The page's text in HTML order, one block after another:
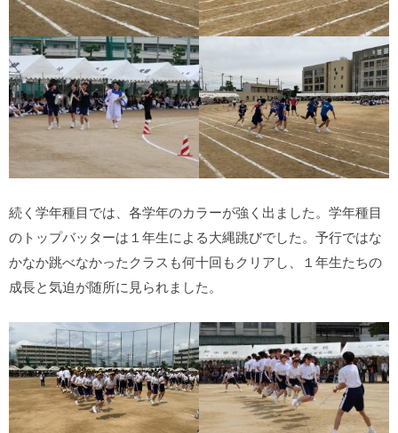
続く学年種目では、各学年のカラーが強く出ました。学年種目
のトップバッターは１年生による大縄跳びでした。予行ではな
かなか跳べなかったクラスも何十回もクリアし、１年生たちの
成長と気迫が随所に見られました。